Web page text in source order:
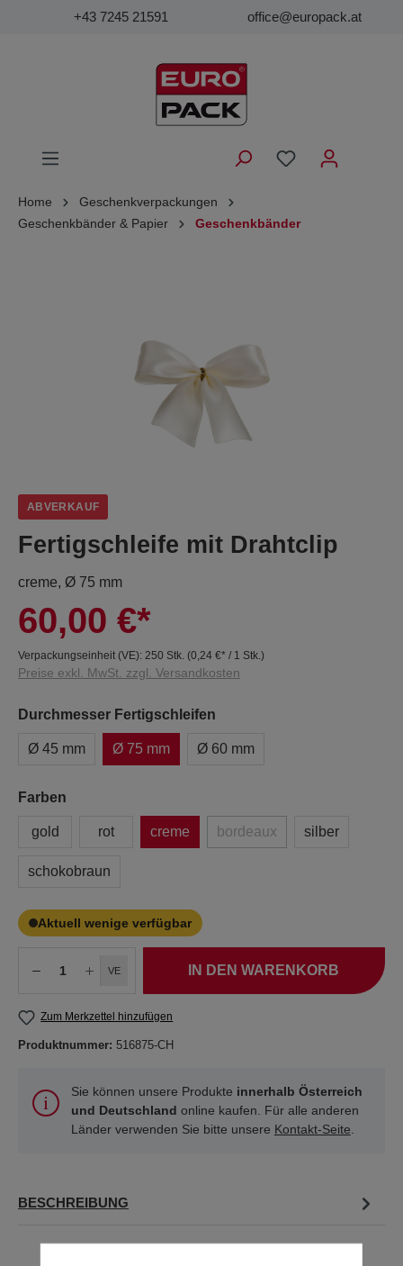
+43 7245 21591 office@europack.at
Home
Geschenkverpackungen
Geschenkbänder & Papier
Geschenkbänder
ABVERKAUF
Fertigschleife mit Drahtclip
creme, Ø 75 mm
60,00 €*
Verpackungseinheit (VE): 250 Stk. (0,24 €* / 1 Stk.)
Preise exkl. MwSt. zzgl. Versandkosten
Durchmesser Fertigschleifen
Ø 45 mm Ø 75 mm Ø 60 mm
Farben
gold rot creme bordeaux silber
schokobraun
Aktuell wenige verfügbar
VE IN DEN WARENKORB
Zum Merkzettel hinzufügen
Produktnummer: 516875-CH
Sie können unsere Produkte innerhalb Österreich
und Deutschland online kaufen. Für alle anderen
Länder verwenden Sie bitte unsere Kontakt-Seite.
BESCHREIBUNG